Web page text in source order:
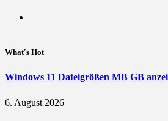
What's Hot
Windows 11 Dateigrößen MB GB
6. August 2026